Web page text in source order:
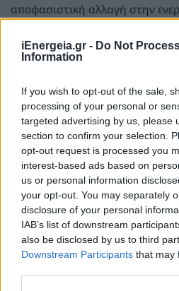
iEnergeia.gr - Do Not
Information
If you wish to opt-out of the sale,
processing of your personal or
targeted advertising by us, please
section to confirm your selection.
opt-out request is processed you
interest-based ads based on
us or personal information
your opt-out. You may separately
disclosure of your personal
IAB’s list of downstream
also be disclosed by us to third
Downstream Participants that may
αποφασιστική αλλαγή στην
αυξημένη παραγωγή
πυρηνικής ενέργειας, ενώ